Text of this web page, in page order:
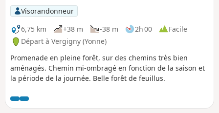
Visorandonneur
6,75 km
+38 m -38 m 2h 00
Facile
Départ à Vergigny (Yonne)
Promenade en pleine forêt, sur des chemins très bien
aménagés. Chemin mi-ombragé en fonction de la saison et
la période de la journée. Belle forêt de feuillus.